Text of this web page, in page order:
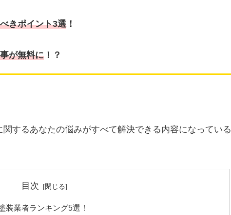
きポイント3選 ！
が無料に ！？
するあなたの悩みがすべて解決できる内容になっている
目次
装業者ランキング5選！